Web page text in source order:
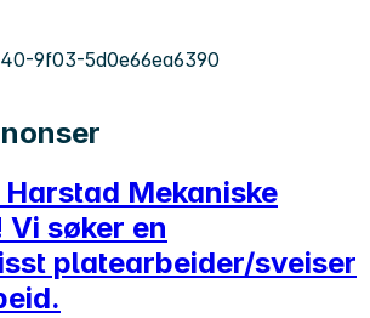
9f03-5d0e66ea6390
Mekaniske
søker en
platearbeider/sveiser